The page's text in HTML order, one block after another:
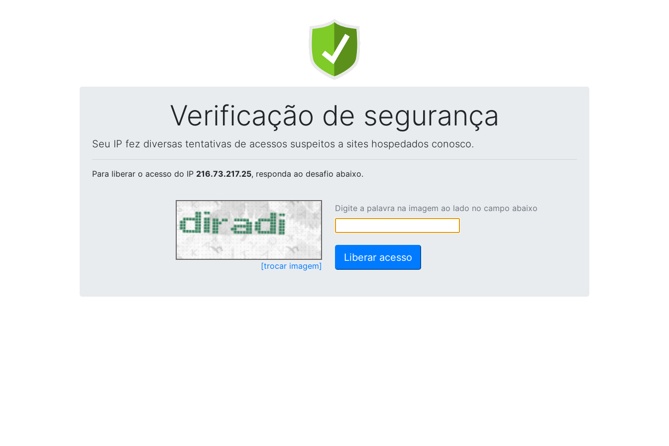
Verificação de segurança
Seu IP fez diversas tentativas de acessos suspeitos a sites hospedados conosco.
Para liberar o acesso do IP 216.73.217.25, responda ao desafio abaixo.
[trocar imagem]
Digite a palavra na imagem ao lado no campo abaixo